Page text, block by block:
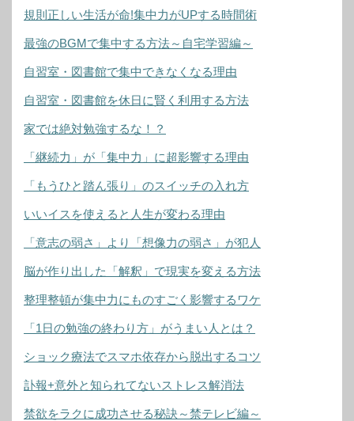
規則正しい生活が命!集中力がUPする時間術
最強のBGMで集中する方法～自宅学習編～
自習室・図書館で集中できなくなる理由
自習室・図書館を休日に賢く利用する方法
家では絶対勉強するな！？
「継続力」が「集中力」に超影響する理由
「もうひと踏ん張り」のスイッチの入れ方
いいイスを使えると人生が変わる理由
「意志の弱さ」より「想像力の弱さ」が犯人
脳が作り出した「解釈」で現実を変える方法
整理整頓が集中力にものすごく影響するワケ
「1日の勉強の終わり方」がうまい人とは？
ショック療法でスマホ依存から脱出するコツ
訃報+意外と知られてないストレス解消法
禁欲をラクに成功させる秘訣～禁テレビ編～